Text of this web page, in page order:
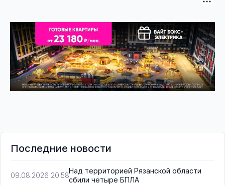
Последние новости
09.08.2026 20:58
Над территорией Рязанской области
сбили четыре БПЛА